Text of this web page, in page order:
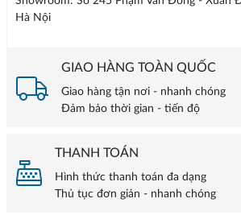
Hà Nội
GIAO HÀNG TOÀN QUỐC
Giao hàng tận nơi - nhanh chóng
Đảm bảo thời gian - tiến độ
THANH TOÁN
Hình thức thanh toán đa dạng
Thủ tục đơn giản - nhanh chóng